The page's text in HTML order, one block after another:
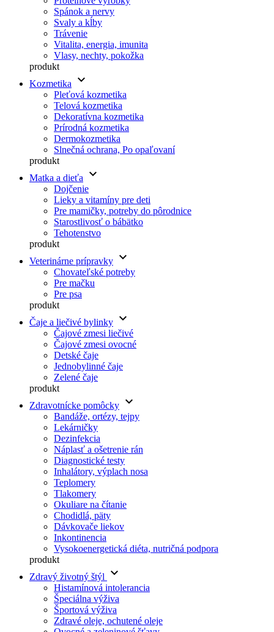
Spánok a nervy
Svaly a kĺby
Trávenie
Vitalita, energia, imunita
Vlasy, nechty, pokožka
produkt
Kozmetika
keyboard_arrow_down
Pleťová kozmetika
Telová kozmetika
Dekoratívna kozmetika
Prírodná kozmetika
Dermokozmetika
Slnečná ochrana, Po opaľovaní
produkt
Matka a dieťa
keyboard_arrow_down
Dojčenie
Lieky a vitamíny pre deti
Pre mamičky, potreby do pôrodnice
Starostlivosť o bábätko
Tehotenstvo
produkt
Veterinárne prípravky keyboard_arrow_down
Chovateľské potreby
Pre mačku
Pre psa
produkt
Čaje a liečivé bylinky keyboard_arrow_down
Čajové zmesi liečivé
Čajové zmesi ovocné
Detské čaje
Jednobylinné čaje
Zelené čaje
produkt
Zdravotnícke pomôcky keyboard_arrow_down
Bandáže, ortézy, tejpy
Lekárničky
Dezinfekcia
Náplasť a ošetrenie rán
Diagnostické testy
Inhalátory, výplach nosa
Teplomery
Tlakomery
Okuliare na čítanie
Chodidlá, päty
Dávkovače liekov
Inkontinencia
Vysokoenergetická diéta, nutričná podpora
produkt
Zdravý životný štýl
keyboard_arrow_down
Histamínová intolerancia
Špeciálna výživa
Športová výživa
Zdravé oleje, ochutené oleje